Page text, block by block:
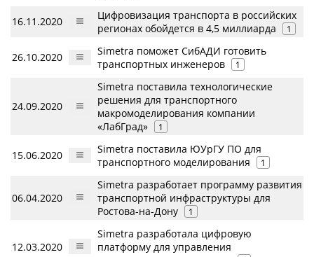
16.11.2020
Цифровизация транспорта в российских
регионах обойдется в 4,5 миллиарда
1
26.10.2020
Simetra поможет СибАДИ готовить
транспортных инженеров
1
24.09.2020
Simetra поставила технологические
решения для транспортного
макромоделирования компании
«ЛабГрад»
1
15.06.2020
Simetra поставила ЮУрГУ ПО для
транспортного моделирования
1
06.04.2020
Simetra разработает программу развития
транспортной инфраструктуры для
Ростова-на-Дону
1
12.03.2020
Simetra разработала цифровую
платформу для управления